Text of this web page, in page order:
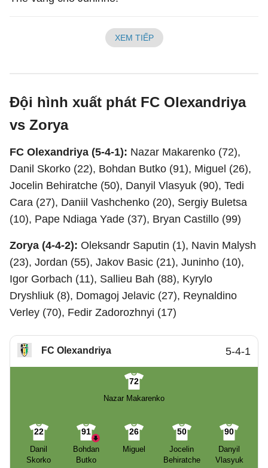
XEM TIẾP
Đội hình xuất phát FC Olexandriya
vs Zorya
FC Olexandriya (5-4-1): Nazar Makarenko (72),
Danil Skorko (22), Bohdan Butko (91), Miguel (26),
Jocelin Behiratche (50), Danyil Vlasyuk (90), Tedi
Cara (27), Daniil Vashchenko (20), Sergiy Buletsa
(10), Pape Ndiaga Yade (37), Bryan Castillo (99)
Zorya (4-4-2): Oleksandr Saputin (1), Navin Malysh
(23), Jordan (55), Jakov Basic (21), Juninho (10),
Igor Gorbach (11), Sallieu Bah (88), Kyrylo
Dryshliuk (8), Domagoj Jelavic (27), Reynaldino
Verley (70), Fedir Zadorozhnyi (17)
FC Olexandriya 5-4-1
72
Nazar Makarenko
22
Danil
Skorko
91
Bohdan
Butko
26
Miguel
50
Jocelin
Behiratche
90
Danyil
Vlasyuk